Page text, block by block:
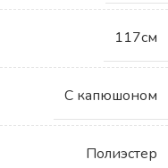
117см
С капюшоном
Полиэстер